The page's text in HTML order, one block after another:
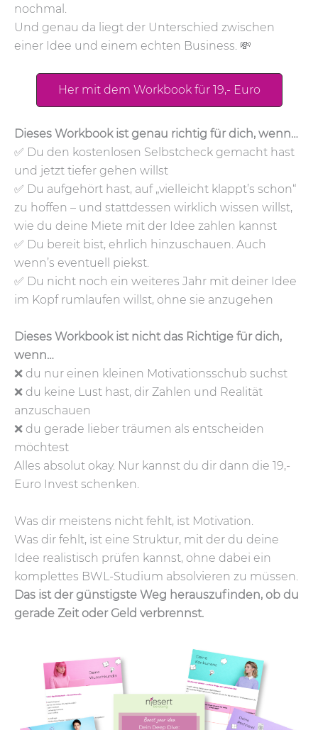
nochmal.
Und genau da liegt der Unterschied zwischen
einer Idee und einem echten Business. 💸
Her mit dem Workbook für 19,- Euro
Dieses Workbook ist genau richtig für dich, wenn…
✅ Du den kostenlosen Selbstcheck gemacht hast
und jetzt tiefer gehen willst
✅ Du aufgehört hast, auf „vielleicht klappt’s schon“
zu hoffen – und stattdessen wirklich wissen willst,
wie du deine Miete mit der Idee zahlen kannst
✅ Du bereit bist, ehrlich hinzuschauen. Auch
wenn’s eventuell piekst.
✅ Du nicht noch ein weiteres Jahr mit deiner Idee
im Kopf rumlaufen willst, ohne sie anzugehen
Dieses Workbook ist nicht das Richtige für dich,
wenn…
❌ du nur einen kleinen Motivationsschub suchst
❌ du keine Lust hast, dir Zahlen und Realität
anzuschauen
❌ du gerade lieber träumen als entscheiden
möchtest
Alles absolut okay. Nur kannst du dir dann die 19,-
Euro Invest schenken.
Was dir meistens nicht fehlt, ist Motivation.
Was dir fehlt, ist eine Struktur, mit der du deine
Idee realistisch prüfen kannst, ohne dabei ein
komplettes BWL-Studium absolvieren zu müssen.
Das ist der günstigste Weg herauszufinden, ob du
gerade Zeit oder Geld verbrennst.